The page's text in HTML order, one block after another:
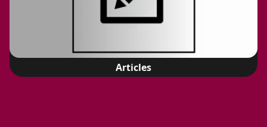
Articles